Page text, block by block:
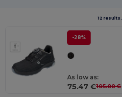
12 results.
-28%
As low as:
75.47 €105.00 €